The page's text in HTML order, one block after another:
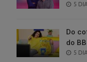
5
Do
do BB
5